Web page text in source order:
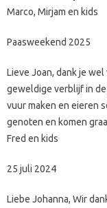
Marco, Mirjam en kids
Paasweekend 2025
Lieve Joan, dank je
geweldige verblijf in
vuur maken en eieren
genoten en komen
Fred en kids
25 juli 2024
Liebe Johanna, Wir